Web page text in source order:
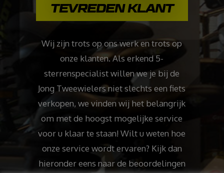
TEVREDEN KLANT
Wij zijn trots op ons werk en trots op
onze klanten. Als erkend 5-
sterrenspecialist willen we je bij de
Jong Tweewielers niet slechts een fiets
verkopen, we vinden wij het belangrijk
om met de hoogst mogelijke service
voor u klaar te staan! Wilt u weten hoe
onze service wordt ervaren? Kijk dan
hieronder eens naar de beoordelingen